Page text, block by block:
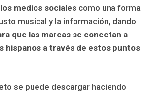
medios sociales como una forma
musical y la información, dando
que las marcas se conectan a
hispanos a través de estos puntos
se puede descargar haciendo